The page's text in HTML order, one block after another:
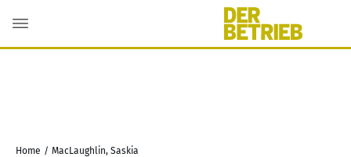
Home / MacLaughlin, Saskia